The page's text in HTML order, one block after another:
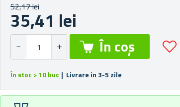
52,17 lei
35,41 lei
În stoc > 10 buc | Livrare in 3-5 zile